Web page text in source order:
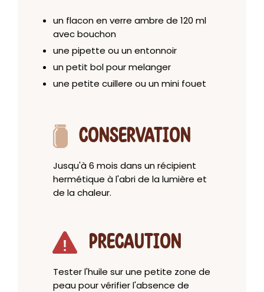
un flacon en verre ambre de 120 ml
avec bouchon
une pipette ou un entonnoir
un petit bol pour melanger
une petite cuillere ou un mini fouet
CONSERVATION
Jusqu'à 6 mois dans un récipient
hermétique à l'abri de la lumière et
de la chaleur.
PRECAUTION
Tester l'huile sur une petite zone de
peau pour vérifier l'absence de